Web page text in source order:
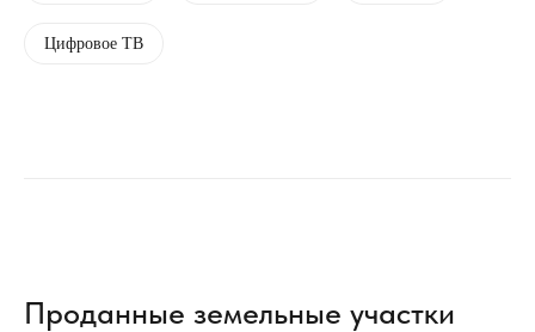
Цифровое ТВ
Проданные земельные участки